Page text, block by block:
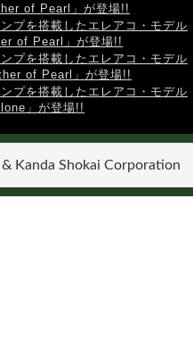
of Pearl」が登場!!
プを搭載したエレアコ・モデル
of Pearl」が登場!!
プを搭載したエレアコ・モデル
of Pearl」が登場!!
プを搭載したエレアコ・モデル
」が登場!!
& Kanda Shokai Corporation